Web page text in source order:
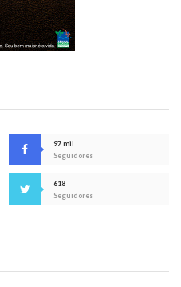
97 mil
Seguidores
618
Seguidores